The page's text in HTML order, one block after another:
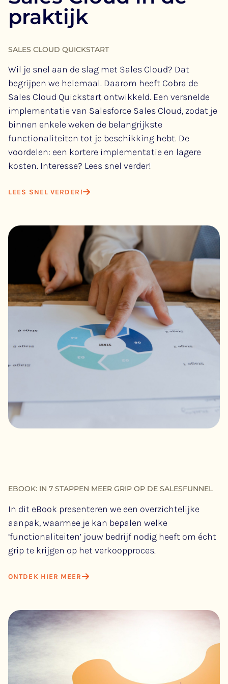
praktijk
SALES CLOUD QUICKSTART
Wil je snel aan de slag met Sales Cloud? Dat
begrijpen we helemaal. Daarom heeft Cobra de
Sales Cloud Quickstart ontwikkeld. Een versnelde
implementatie van Salesforce Sales Cloud, zodat je
binnen enkele weken de belangrijkste
functionaliteiten tot je beschikking hebt. De
voordelen: een kortere implementatie en lagere
kosten. Interesse? Lees snel verder!
LEES SNEL VERDER!
EBOOK: IN 7 STAPPEN MEER GRIP OP DE SALESFUNNEL
In dit eBook presenteren we een overzichtelijke
aanpak, waarmee je kan bepalen welke
‘functionaliteiten’ jouw bedrijf nodig heeft om écht
grip te krijgen op het verkoopproces.
ONTDEK HIER MEER